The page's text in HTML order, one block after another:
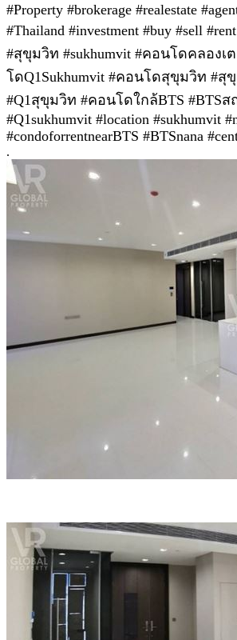
#Property #brokerage #realestate
#Thailand #investment #buy #sell
#สุขุมวิท #sukhumvit #คอนโดคลองเ
โดQ1Sukhumvit #คอนโดสุขุมวิท #สุ
#Q1สุขุมวิท #คอนโดใกล้BTS #BTS
#Q1sukhumvit #location #sukhumvit
#condoforrentnearBTS #BTSnana
.